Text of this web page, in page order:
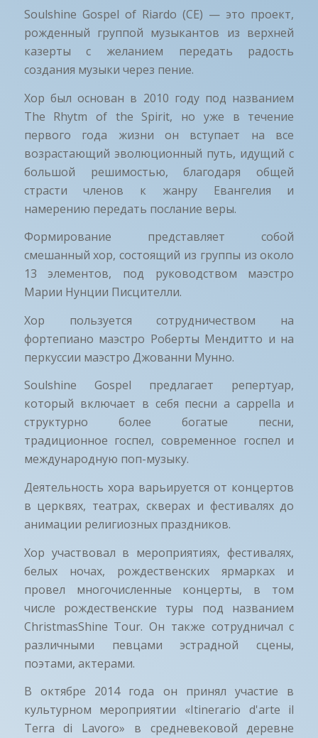
Soulshine Gospel of Riardo (CE) — это проект,
рожденный группой музыкантов из верхней
казерты с желанием передать радость
создания музыки через пение.
Хор был основан в 2010 году под названием
The Rhytm of the Spirit, но уже в течение
первого года жизни он вступает на все
возрастающий эволюционный путь, идущий с
большой решимостью, благодаря общей
страсти членов к жанру Евангелия и
намерению передать послание веры.
Формирование представляет собой
смешанный хор, состоящий из группы из около
13 элементов, под руководством маэстро
Марии Нунции Писцителли.
Хор пользуется сотрудничеством на
фортепиано маэстро Роберты Мендитто и на
перкуссии маэстро Джованни Мунно.
Soulshine Gospel предлагает репертуар,
который включает в себя песни a cappella и
структурно более богатые песни,
традиционное госпел, современное госпел и
международную поп-музыку.
Деятельность хора варьируется от концертов
в церквях, театрах, скверах и фестивалях до
анимации религиозных праздников.
Хор участвовал в мероприятиях, фестивалях,
белых ночах, рождественских ярмарках и
провел многочисленные концерты, в том
числе рождественские туры под названием
ChristmasShine Tour. Он также сотрудничал с
различными певцами эстрадной сцены,
поэтами, актерами.
В октябре 2014 года он принял участие в
культурном мероприятии «Itinerario d'arte il
Terra di Lavoro» в средневековой деревне